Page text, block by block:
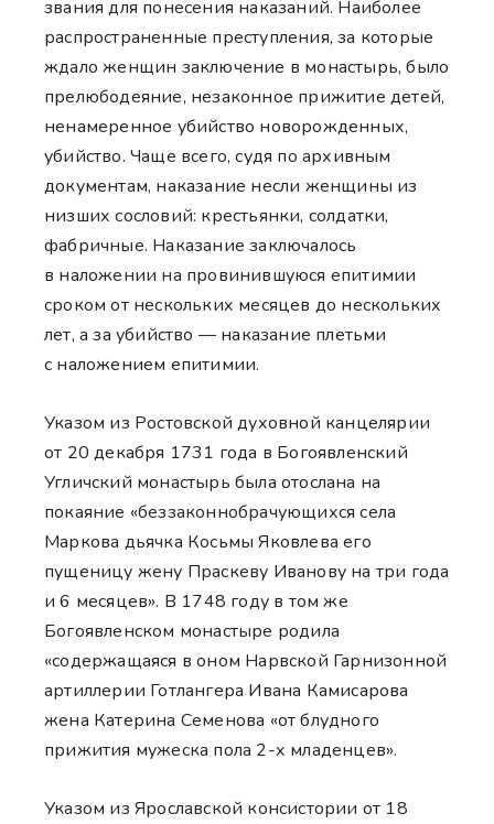
звания для понесения наказаний. Наиболее
распространенные преступления, за которые
ждало женщин заключение в монастырь, было
прелюбодеяние, незаконное прижитие детей,
ненамеренное убийство новорожденных,
убийство. Чаще всего, судя по архивным
документам, наказание несли женщины из
низших сословий: крестьянки, солдатки,
фабричные. Наказание заключалось
в наложении на провинившуюся епитимии
сроком от нескольких месяцев до нескольких
лет, а за убийство — наказание плетьми
с наложением епитимии.
Указом из Ростовской духовной канцелярии
от 20 декабря 1731 года в Богоявленский
Угличский монастырь была отослана на
покаяние «беззаконнобрачующихся села
Маркова дьячка Косьмы Яковлева его
пущеницу жену Праскеву Иванову на три года
и 6 месяцев». В 1748 году в том же
Богоявленском монастыре родила
«содержащаяся в оном Нарвской Гарнизонной
артиллерии Готлангера Ивана Камисарова
жена Катерина Семенова «от блудного
прижития мужеска пола 2-х младенцев».
Указом из Ярославской консистории от 18